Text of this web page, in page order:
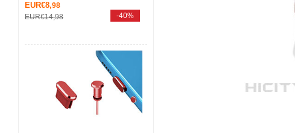
EUR€8,98
EUR€14,98 -40%